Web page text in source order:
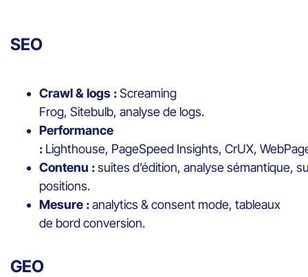
SEO
Crawl & logs :Screaming
Frog, Sitebulb, analyse de logs.
Performance
: Lighthouse, PageSpeed Insights, CrUX,
Contenu :suites d’édition, analyse sémantique,
positions.
Mesure :analytics & consent mode, tableaux
de bord conversion.
GEO